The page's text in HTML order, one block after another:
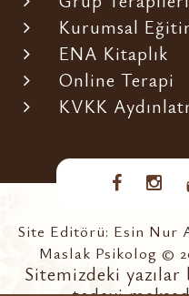
Kurumsal
ENA Kitaplık
Online Terapi
KVKK
Site Editörü: Esin Nur
Maslak Psikolog ©
Sitemizdeki